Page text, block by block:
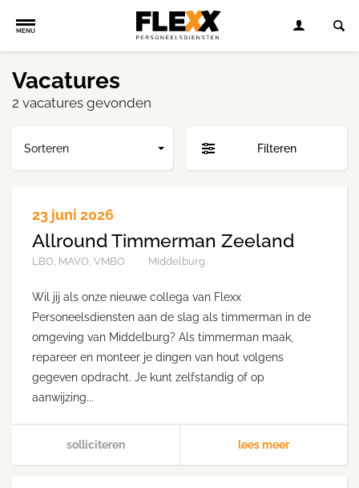
MENU
Vacatures
2 vacatures gevonden
Filteren
Sorteren
23 juni 2026
Allround Timmerman Zeeland
LBO, MAVO, VMBO Middelburg
Wil jij als onze nieuwe collega van Flexx
Personeelsdiensten aan de slag als timmerman in de
omgeving van Middelburg? Als timmerman maak,
repareer en monteer je dingen van hout volgens
gegeven opdracht. Je kunt zelfstandig of op
aanwijzing...
solliciteren lees meer